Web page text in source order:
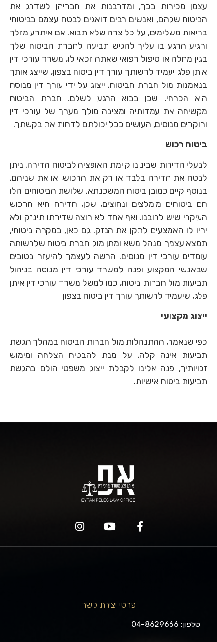
עצמן מכירות בכך, ומדרבנות את חבריהן לשדרג את
הביטוח שלהם, ואנשים רבים דואגים לבטח עצמם בביטוחי
בריאות משלימים, על כל צרה שלא תבוא. אם איתרע מזלך
והגיע הרגע בו עליך להגיש תביעה לחברת הביטוח שלך
בגין מחלה או טיפול רפואי שאתה זכאי לו, משרד עורכי דין
איתן פלג יעמיד לרשותך עורך דין ביטוח בצפון, שייצג אותך
בנאמנות מול חברת הביטוח. ייצוג על ידי עורך דין מנוסה
הוא הכרחי, שכן בבוא הרגע לשלם, חברת הביטוח
מקשיחה את עמדותיה ומציבה מולך מערך של עורכי דין
וחוקרים מנוסים, העושים ככל יכולתם לדחות את בקשתך.
ביטוח רכוש
לבעלי הדירות שבינינו קיימת האופציה לביטוח הדירה. ניתן
לבטח את הדירה בלבד או רק את הרכוש, או את שניהם.
בנוסף קיים כמובן ביטוח המשכנתא. שלושת הביטוחים הלו
הם ביטוחים מומלצים ונחוצים, שכן, הדירה היא הרכוש
העיקרי שיש לרובנו, ואף אחד לא רוצה שדירתו תינזק ולא
יהיו לו האמצעים לתקן את הנזק. גם כאן, במקרה ביטוחי,
תמצא עצמך מנהל משא ומתן מול חברת ביטוח שלרשותה
עומדים עורכי דין מנוסים. הרשה לעצמך להיעזר בטובים
שבאנשי המקצוע ופנה למשרד עורכי דין מנוסה בניהול
תביעות מול חברות ביטוח, כמו למשל משרד עורכי דין איתן
פלג, שיעמיד לרשותך עורך דין ביטוח בצפון.
ייצוג מקצועי
כפי שנאמר, ההתנהלות מול חברות הביטוח במהלך הגשת
תביעות אינה קלה. על מנת להבטיח הצלחה ומימוש
זכויותיך, פנה אלינו לקבלת ייצוג משפטי הולם בהגשת
תביעות ביטוח אישיות.
פרטי יצירת קשר
טלפון: 04-8629666